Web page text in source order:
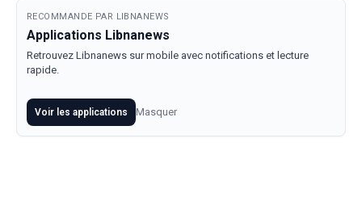
RECOMMANDE PAR LIBNANEWS
Applications Libnanews
Retrouvez Libnanews sur mobile avec notifications et lecture
rapide.
Voir les applications Masquer